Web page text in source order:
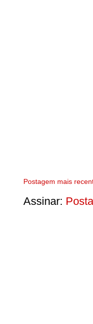
Postagem mais
Assinar: